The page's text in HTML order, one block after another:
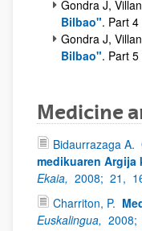
Gondra J,
Bilbao". Part
Gondra J,
Bilbao". Part
Medicine
Bidaurrazaga A.
medikuaren Argija
Ekaia, 2008; 21,
Charriton, P.
Euskalingua, 2008;